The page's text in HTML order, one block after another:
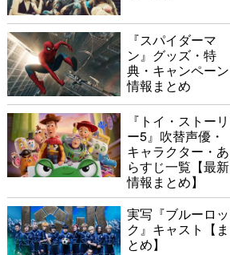
『スパイダーマ
ン』グッズ・特
典・キャンペーン
情報まとめ
『トイ・ストーリ
ー5』吹替声優・
キャラクター・あ
らすじ一覧【最新
情報まとめ】
実写『ブルーロッ
ク』キャスト【ま
とめ】